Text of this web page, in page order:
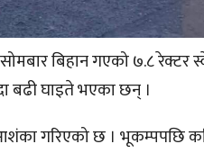
सोमबार बिहान गएको ७.८
बढी घाइते भएका छन् ।
गरिएको छ । भूकम्पपछि